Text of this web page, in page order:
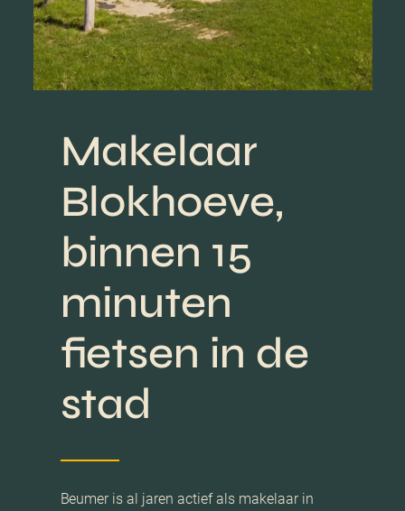
Makelaar
Blokhoeve,
binnen 15
minuten
fietsen in de
stad
Beumer is al jaren actief als makelaar in